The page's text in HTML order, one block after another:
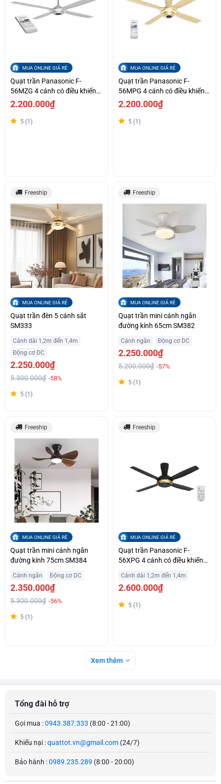
MUA ONLINE GIÁ RẺ
Quạt trần Panasonic F-
56MZG 4 cánh có điều khiển
từ xa
2.200.000₫
5 (1)
MUA ONLINE GIÁ RẺ
Quạt trần Panasonic F-
56MPG 4 cánh có điều khiển
từ xa
2.200.000₫
5 (1)
Freeship
MUA ONLINE GIÁ RẺ
Quạt trần đèn 5 cánh sắt
SM333
Cánh dài 1,2m đến 1,4m
Động cơ DC
2.250.000₫
5.300.000₫ -58%
5 (1)
Freeship
MUA ONLINE GIÁ RẺ
Quạt trần mini cánh ngắn
đường kính 65cm SM382
Cánh ngắn Động cơ DC
2.250.000₫
5.200.000₫ -57%
5 (1)
Freeship
MUA ONLINE GIÁ RẺ
Quạt trần mini cánh ngắn
đường kính 75cm SM384
Cánh ngắn Động cơ DC
2.350.000₫
5.300.000₫ -56%
5 (1)
Freeship
MUA ONLINE GIÁ RẺ
Quạt trần Panasonic F-
56XPG 4 cánh có điều khiển
Cánh dài 1,2m đến 1,4m
2.600.000₫
5 (1)
Xem thêm
Tổng đài hỗ trợ
Gọi mua :0943.387.333 (8:00 - 21:00)
Khiếu nại :quattot.vn@gmail.com (24/7)
Bảo hành :0989.235.289 (8:00 - 20:00)